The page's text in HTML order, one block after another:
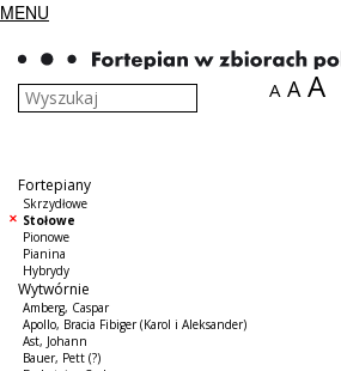
MENU
A A A
Fortepiany
Skrzydłowe
Stołowe
Pionowe
Pianina
Hybrydy
Wytwórnie
Amberg, Caspar
Apollo, Bracia Fibiger (Karol i Aleksander)
Ast, Johann
Bauer, Pett (?)